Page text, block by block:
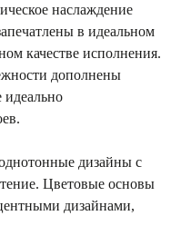
наслаждение
в идеальном
качестве исполнения.
дополнены
дизайны с
Цветовые основы
дизайнами,